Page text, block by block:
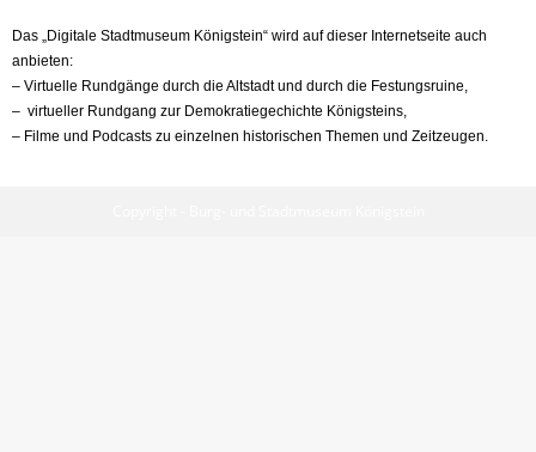
Das „Digitale Stadtmuseum Königstein“ wird auf dieser Internetseite auch
anbieten:
– Virtuelle Rundgänge durch die Altstadt und durch die Festungsruine,
– virtueller Rundgang zur Demokratiegechichte Königsteins,
– Filme und Podcasts zu einzelnen historischen Themen und Zeitzeugen.